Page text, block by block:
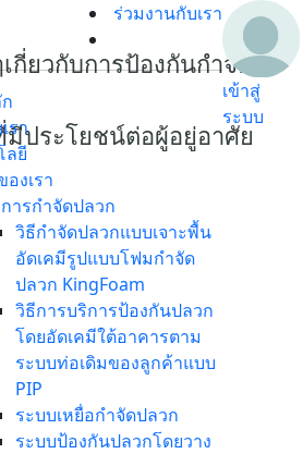
ร่วมงานกับเรา
รา
ลยี
งเรา
ารกำจัดปลวก
วิธีกำจัดปลวกแบบเจาะพื้น
อัดเคมีรูปแบบโฟมกำจัด
ปลวก KingFoam
วิธีการบริการป้องกันปลวก
โดยอัดเคมีใต้อาคารตาม
ระบบท่อเดิมของลูกค้าแบบ
PIP
ระบบเหยื่อกำจัดปลวก
ระบบป้องกันปลวกโดยวาง
เข้าสู่
ระบบ
เกี่ยวกับการป้องกันกำจัด
ประโยชน์ต่อผู้อยู่อาศัย